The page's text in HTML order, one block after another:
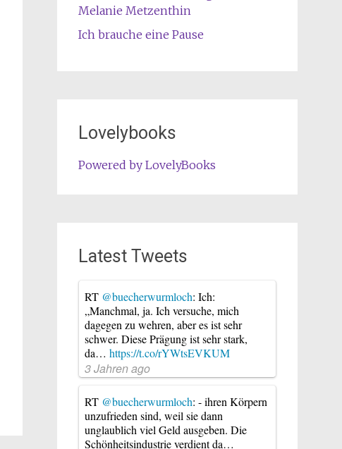
Melanie Metzenthin
Ich brauche eine Pause
Lovelybooks
Powered by LovelyBooks
Latest Tweets
RT @buecherwurmloch: Ich:
„Manchmal, ja. Ich versuche, mich
dagegen zu wehren, aber es ist sehr
schwer. Diese Prägung ist sehr stark,
da… https://t.co/rYWtsEVKUM
3 Jahren ago
RT @buecherwurmloch: - ihren Körpern
unzufrieden sind, weil sie dann
unglaublich viel Geld ausgeben. Die
Schönheitsindustrie verdient da…